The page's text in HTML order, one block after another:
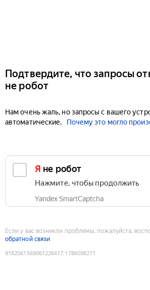
Подтвердите, что запросы
не робот
Нам очень жаль, но запросы с вашего
автоматические.
Почему это могло
Я не робот
Нажмите, чтобы продолжить
Yandex SmartCaptcha
Если у вас возникли проблемы, пожалуйста,
обратной связи
9182561569061226417:1786098271